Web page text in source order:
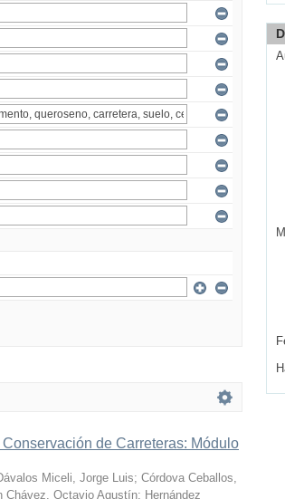
de Carreteras: Módulo
Miceli, Jorge Luis; Córdova Ceballos,
Chávez, Octavio Agustín; Hernández